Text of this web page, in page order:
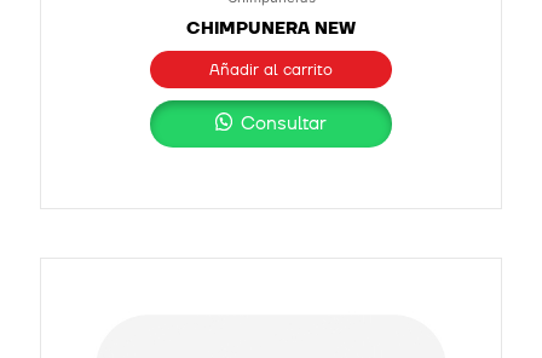
CHIMPUNERA NEW
Añadir al carrito
Consultar